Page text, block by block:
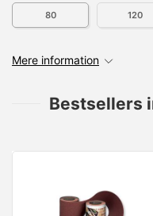
80 120
Mere information
Bestsellers